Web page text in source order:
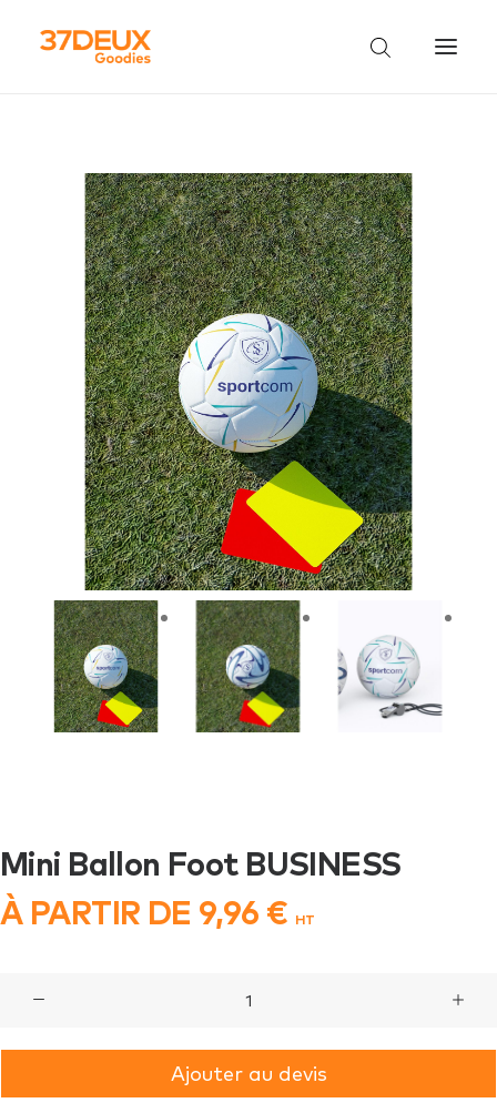
Mini Ballon Foot BUSINESS
À PARTIR DE 9,96 € HT
Mini
Ballon
Ajouter au devis